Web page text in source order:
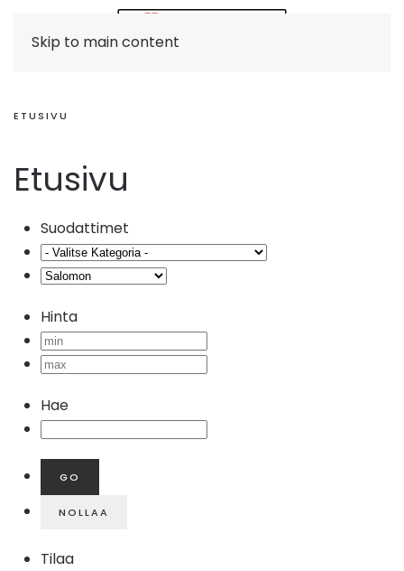
Skip to main content
ETUSIVU
Etusivu
Suodattimet
Hinta
Hae
Tilaa